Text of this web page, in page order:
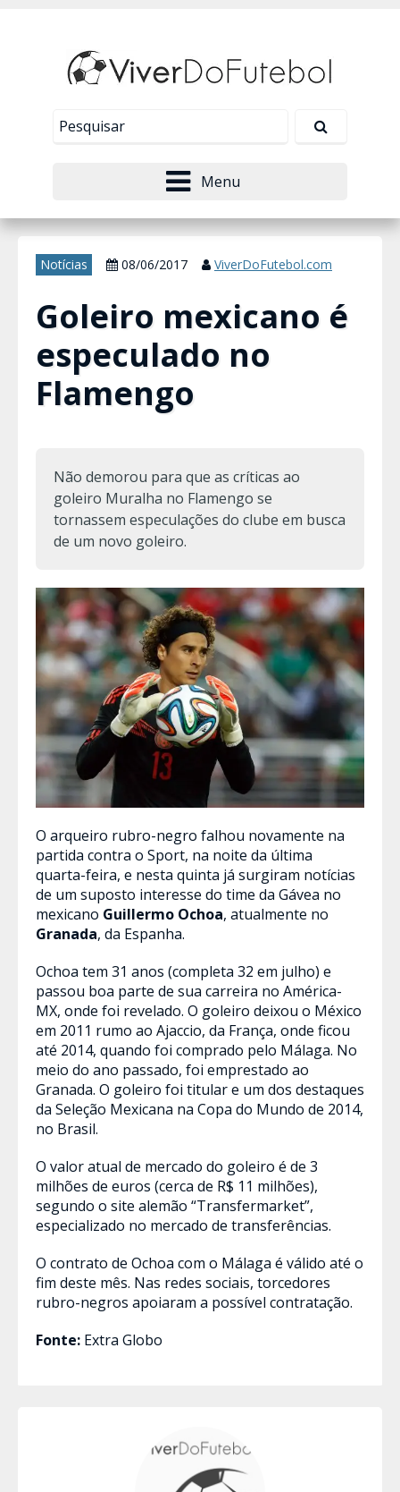
Menu
Notícias 08/06/2017 ViverDoFutebol.com
Goleiro mexicano é
especulado no
Flamengo
Não demorou para que as críticas ao
goleiro Muralha no Flamengo se
tornassem especulações do clube em busca
de um novo goleiro.
O arqueiro rubro-negro falhou novamente na
partida contra o Sport, na noite da última
quarta-feira, e nesta quinta já surgiram notícias
de um suposto interesse do time da Gávea no
mexicano Guillermo Ochoa, atualmente no
Granada, da Espanha.
Ochoa tem 31 anos (completa 32 em julho) e
passou boa parte de sua carreira no América-
MX, onde foi revelado. O goleiro deixou o México
em 2011 rumo ao Ajaccio, da França, onde ficou
até 2014, quando foi comprado pelo Málaga. No
meio do ano passado, foi emprestado ao
Granada. O goleiro foi titular e um dos destaques
da Seleção Mexicana na Copa do Mundo de 2014,
no Brasil.
O valor atual de mercado do goleiro é de 3
milhões de euros (cerca de R$ 11 milhões),
segundo o site alemão “Transfermarket”,
especializado no mercado de transferências.
O contrato de Ochoa com o Málaga é válido até o
fim deste mês. Nas redes sociais, torcedores
rubro-negros apoiaram a possível contratação.
Fonte: Extra Globo